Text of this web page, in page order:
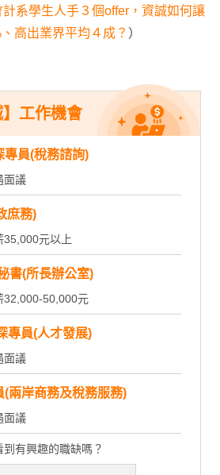
計系學生人手３個offer，資誠如何讓
高出業界平均４成？ ）
工作機會
專員(稅務諮詢)
面議
庶務)
35,000元以上
書(所長辦公室)
32,000-50,000元
專員(人才發展)
面議
(兩岸商務及稅務服務)
面議
到有興趣的職缺嗎？